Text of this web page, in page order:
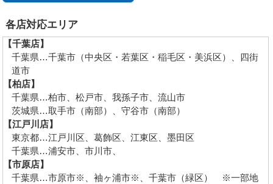
各店対応エリア
【千葉店】
千葉県…千葉市（中央区・若葉区・稲毛区・美浜区）、四街
道市
【柏店】
千葉県…柏市、松戸市、我孫子市、流山市
茨城県…取手市（南部）、守谷市（南部）
【江戸川店】
東京都…江戸川区、葛飾区、江東区、墨田区
千葉県…浦安市、市川市、
【市原店】
千葉県…市原市※、袖ヶ浦市※、千葉市（緑区） ※一部地